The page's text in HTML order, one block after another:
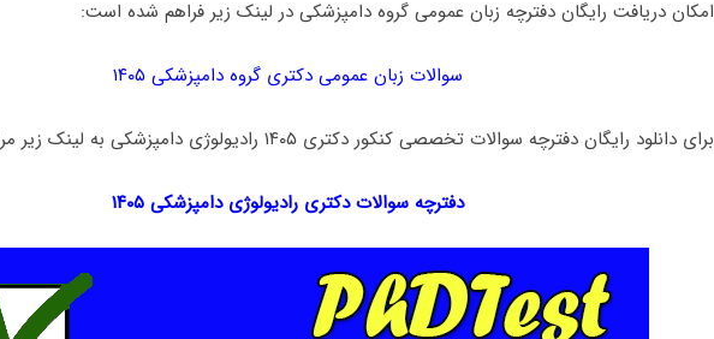
امکان دریافت رایگان دفترچه زبان عمومی گروه دامپزشکی در لینک‌ زیر فراهم شده است:
سوالات زبان عمومی دکتری گروه دامپزشکی ۱۴۰۵
برای دانلود رایگان دفترچه سوالات تخصصی کنکور دکتری ۱۴۰۵ رادیولوژی دامپزشکی به لینک زیر مراجعه نمایید:
دفترچه سوالات دکتری رادیولوژی دامپزشکی ۱۴۰۵